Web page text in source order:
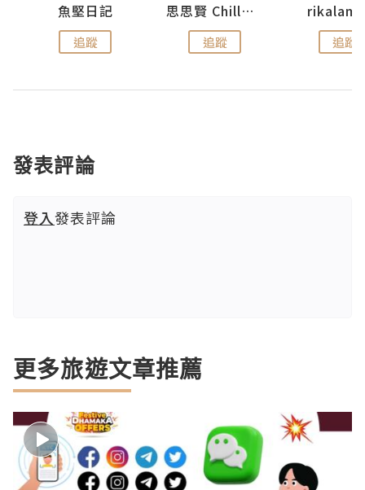
魚堅日記
追蹤
思思賢 ChillMyBabe
追蹤 追蹤
發表評論
登入發表評論
更多旅遊文章推薦